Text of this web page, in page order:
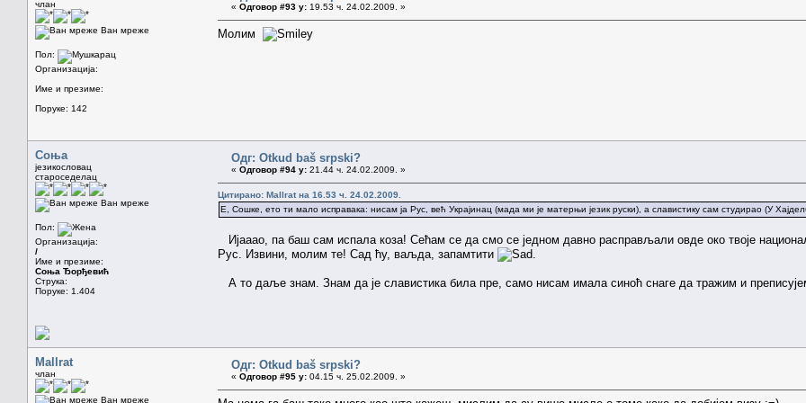
члан
Ван мреже
Пол:
Организација:
Име и презиме:
Поруке: 142
« Одговор #93 у: 19.53 ч. 24.02.2009. »
Молим
Соња
језикословац
староседелац
Ван мреже
Пол:
Организација:
/
Име и презиме:
Соња Ђорђевић
Струка:
Поруке: 1.404
Одг: Otkud baš srpski?
« Одговор #94 у: 21.44 ч. 24.02.2009. »
Цитирано: Mallrat на 16.53 ч. 24.02.2009.
Е, Сошке, ето ти мало исправака: нисам ја Рус, већ Украјинац (мада ми је матерњи језик руски), а славистику сам студирао (У
Ијааао, па баш сам испала коза! Сећам се да смо се једном давно расправљали овде око твоје
Рус. Извини, молим те! Сад ћу, ваљда, запамтити
А то даље знам. Знам да је славистика била пре, само нисам имала синоћ снаге да тражим и
Mallrat
члан
Ван мреже
Одг: Otkud baš srpski?
« Одговор #95 у: 04.15 ч. 25.02.2009. »